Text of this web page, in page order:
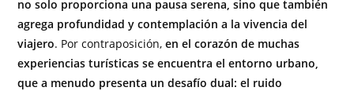
no solo proporciona una pausa serena, sino que también
agrega profundidad y contemplación a la vivencia del
viajero. Por contraposición,en el corazón de muchas
experiencias turísticas se encuentra el entorno urbano,
que a menudo presenta un desafío dual: el ruido